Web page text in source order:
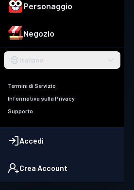
Personaggio
Negozio
Italiano
Termini di Servizio
Informativa sulla Privacy
Supporto
Accedi
Crea Account